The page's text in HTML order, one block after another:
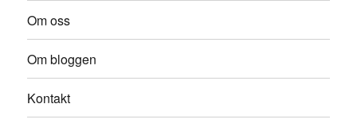
Om oss
Om bloggen
Kontakt